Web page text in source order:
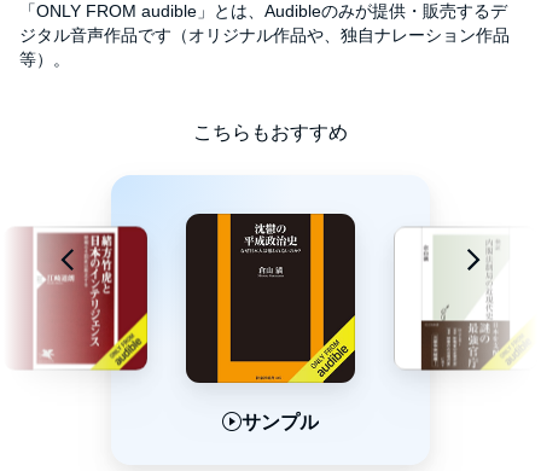
「ONLY FROM audible」とは、Audibleのみが提供・販売するデ
ジタル音声作品です（オリジナル作品や、独自ナレーション作品
等）。
こちらもおすすめ
サンプル